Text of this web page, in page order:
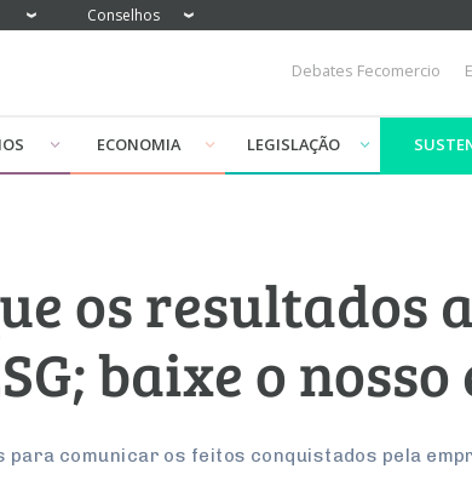
Conselhos
Debates Fecomercio
ECONOMIA LEGISLAÇÃO
os resultados
baixe o nosso
para comunicar os feitos conquistados pela